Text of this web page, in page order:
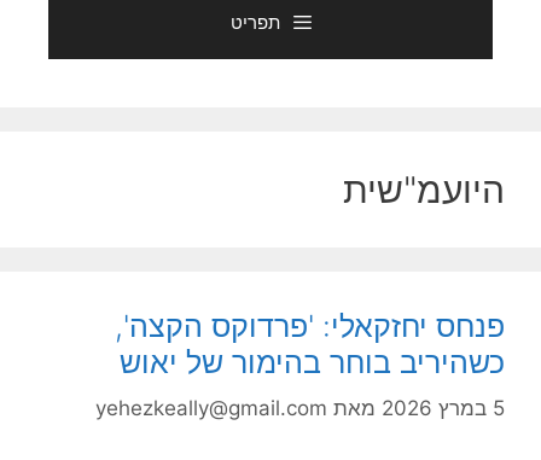
תפריט
היועמ"שית
פנחס יחזקאלי: 'פרדוקס הקצה',
כשהיריב בוחר בהימור של יאוש
5 במרץ 2026 מאת yehezkeally@gmail.com